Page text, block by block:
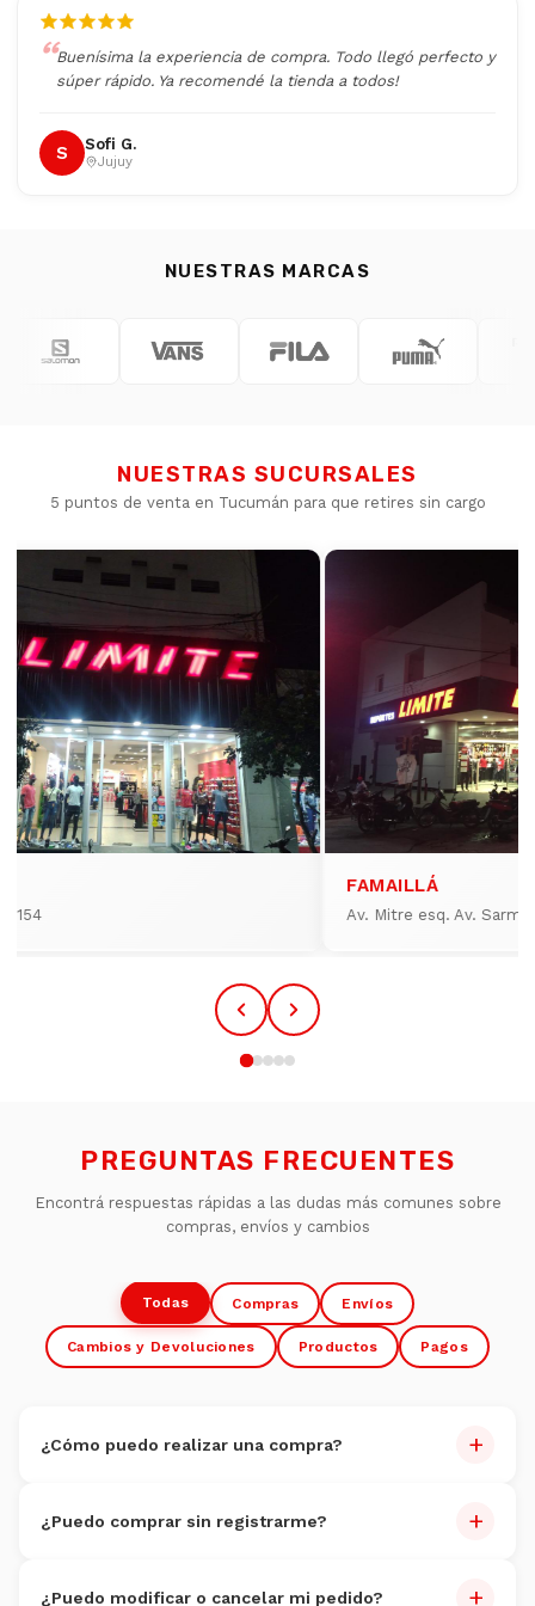
Buenísima la experiencia de compra. Todo llegó perfecto y
súper rápido. Ya recomendé la tienda a todos!
S Sofi G.
Jujuy
NUESTRAS MARCAS
NUESTRAS SUCURSALES
5 puntos de venta en Tucumán para que retires sin cargo
154
FAMAILLÁ
Av. Mitre esq. Av.
PREGUNTAS FRECUENTES
Encontrá respuestas rápidas a las dudas más comunes sobre
compras, envíos y cambios
Todas Compras Envíos
Cambios y Devoluciones Productos Pagos
¿Cómo puedo realizar una compra? +
Navegate por nuestro catálogo y seleccioná los
¿Puedo comprar sin registrarme? +
¿Puedo modificar o cancelar mi pedido? +